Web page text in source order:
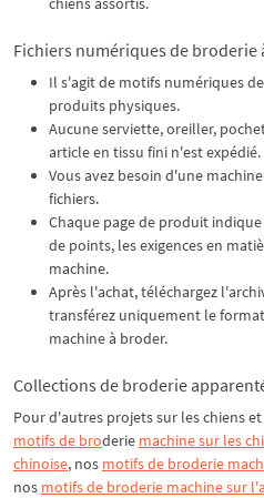
Fichiers numériques de broderie
Il s'agit de motifs numériques
produits physiques.
Aucune serviette, oreiller,
article en tissu fini n'est expédié.
Vous avez besoin d'une
fichiers.
Chaque page de produit
de points, les exigences en
machine.
Après l'achat, téléchargez
transférez uniquement le
machine à broder.
Collections de broderie
Pour d'autres projets sur les chiens
motifs de broderie machine sur les
chinoise, nos motifs de broderie
nos motifs de broderie machine sur